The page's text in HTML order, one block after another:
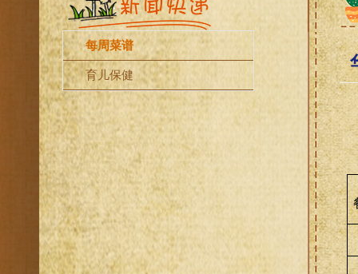
每周菜谱
育儿保健